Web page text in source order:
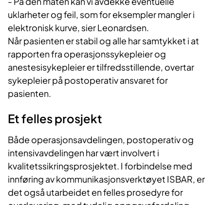
uklarheter og feil, som for eksempler mangler i
elektronisk kurve, sier Leonardsen.
Når pasienten er stabil og alle har samtykket i at
rapporten fra operasjonssykepleier og
anestesisykepleier er tilfredsstillende, overtar
sykepleier på postoperativ ansvaret for
pasienten.
Et felles prosjekt
Både operasjonsavdelingen, postoperativ og
intensivavdelingen har vært involvert i
kvalitetssikringsprosjektet. I forbindelse med
innføring av kommunikasjonsverktøyet ISBAR, er
det også utarbeidet en felles prosedyre for